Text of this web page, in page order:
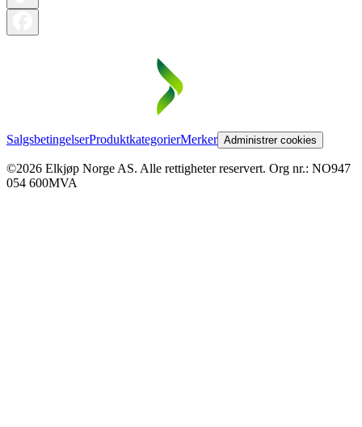
SalgsbetingelserProduktkategorierMerker Administrer cookies
©2026 Elkjøp Norge AS. Alle rettigheter reservert. Org nr.: NO947
054 600MVA